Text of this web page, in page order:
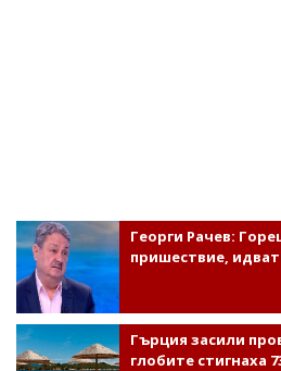
Георги Рачев:
пришествие, идват
Гърция засили
глобите стигнаха